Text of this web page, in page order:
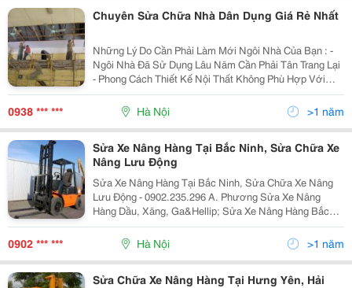
Chuyên Sửa Chữa Nhà Dân Dụng Giá Rẻ Nhất
Những Lý Do Cần Phải Làm Mới Ngôi Nhà Của Bạn : -
Ngôi Nhà Đã Sử Dụng Lâu Năm Cần Phải Tân Trang Lại
- Phong Cách Thiết Kế Nội Thất Không Phù Hợp Với
Hiện Tại - Kiến Trúc Ngôi Nhà Đã Lỗi Thời - Bạn Muốn
0938 *** *** Hà Nội >1 năm
Sửa Xe Nâng Hàng Tại Bắc Ninh, Sửa Chữa Xe
Nâng Lưu Động
Sửa Xe Nâng Hàng Tại Bắc Ninh, Sửa Chữa Xe Nâng
Lưu Động - 0902.235.296 A. Phương Sửa Xe Nâng
Hàng Dầu, Xăng, Ga&Hellip; Sửa Xe Nâng Hàng Bắc
Ninh | Hưng Yên | Hà Tây | Vĩnh Phúc.., 1. Sửa Xe Nâng
0902 *** *** Hà Nội >1 năm
Sửa Chữa Xe Nâng Hàng Tại Hưng Yên, Hải